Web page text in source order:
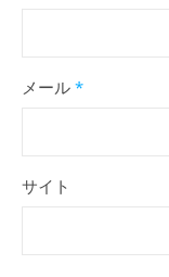
メール *
サイト